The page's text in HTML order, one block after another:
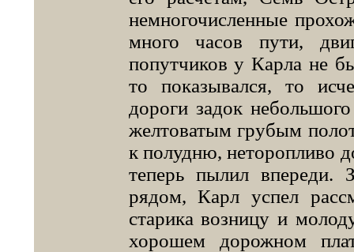
немногочисленные
много часов пути,
попутчиков у Карла не
то показывался, то
дороги задок
желтоватым грубым
к полудню, неторопливо
теперь пылил впереди.
рядом, Карл успел
старика возницу и
хорошем дорожном